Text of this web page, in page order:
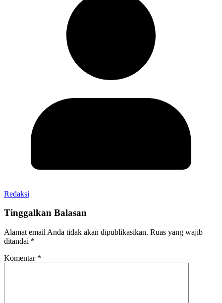
Redaksi
Tinggalkan Balasan
Alamat email Anda tidak akan dipublikasikan. Ruas yang wajib
ditandai *
Komentar *